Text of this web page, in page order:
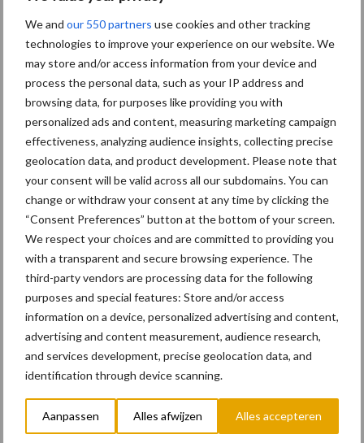
We and our 550 partners use cookies and other tracking
technologies to improve your experience on our website. We
may store and/or access information from your device and
process the personal data, such as your IP address and
browsing data, for purposes like providing you with
personalized ads and content, measuring marketing campaign
effectiveness, analyzing audience insights, collecting precise
geolocation data, and product development. Please note that
your consent will be valid across all our subdomains. You can
change or withdraw your consent at any time by clicking the
“Consent Preferences” button at the bottom of your screen.
We respect your choices and are committed to providing you
with a transparent and secure browsing experience. The
third-party vendors are processing data for the following
purposes and special features: Store and/or access
information on a device, personalized advertising and content,
advertising and content measurement, audience research,
and services development, precise geolocation data, and
identification through device scanning.
Aanpassen Alles afwijzen Alles accepteren
(schranklader) modellen aan. Zij kunnen worden ingezet voor een
groot aantal toepassingen zoals de aanleg van pijpleidingen,
elektrische en andere kabelinstallaties. Ook voor industriële
opdrachten en op stortplaats- en vuilstortplaatsen kunnen deze
machines worden ingezet. Ze kunnen worden gebruikt voor
bodem-, zand- of grindverdichting. De sleuvenwalsen van Bobcat
kunnen zelfs voor moeilijk te verdichten materialen zoals klei
gebruikt worden.
Tandemwalsen
Tandemwalsen worden gebruikt voor grotere oppervlaktes van
Ze worden meestal ingezet op kleine tot middelgrote
commerciële ontwikkelingslocaties of bij wegwerkzaamheden.
Bobcat wil een reeks van in totaal vijf gelede ride-on